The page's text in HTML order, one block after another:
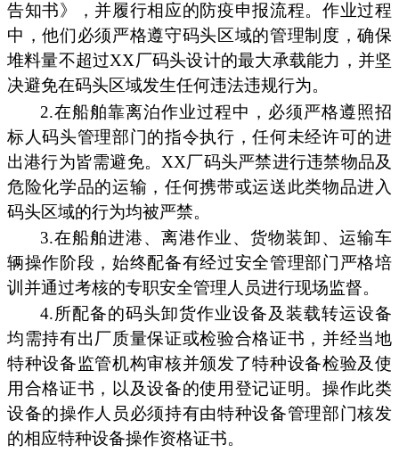
告知书》，并履行相应的防疫申报流程。作业过程
中，他们必须严格遵守码头区域的管理制度，确保
堆料量不超过XX厂码头设计的最大承载能力，并坚
决避免在码头区域发生任何违法违规行为。
2.在船舶靠离泊作业过程中，必须严格遵照招
标人码头管理部门的指令执行，任何未经许可的进
出港行为皆需避免。XX厂码头严禁进行违禁物品及
危险化学品的运输，任何携带或运送此类物品进入
码头区域的行为均被严禁。
3.在船舶进港、离港作业、货物装卸、运输车
辆操作阶段，始终配备有经过安全管理部门严格培
训并通过考核的专职安全管理人员进行现场监督。
4.所配备的码头卸货作业设备及装载转运设备
均需持有出厂质量保证或检验合格证书，并经当地
特种设备监管机构审核并颁发了特种设备检验及使
用合格证书，以及设备的使用登记证明。操作此类
设备的操作人员必须持有由特种设备管理部门核发
的相应特种设备操作资格证书。